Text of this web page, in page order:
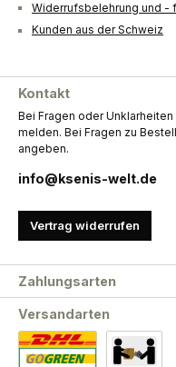
Widerrufsbelehrung und -
Kunden aus der Schweiz
Kontakt
Bei Fragen oder
melden. Bei Fragen zu
angeben.
info@ksenis-welt.de
Vertrag widerrufen
Zahlungsarten
Versandarten